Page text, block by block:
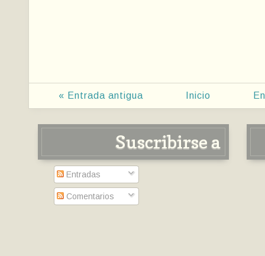
« Entrada antigua Inicio
Suscribirse a
Entradas
Comentarios